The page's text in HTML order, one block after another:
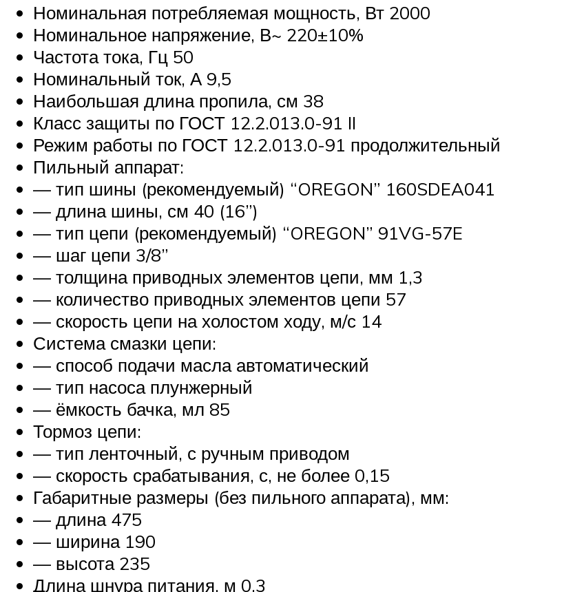
Номинальная потребляемая мощность, Вт 2000
Номинальное напряжение, В~ 220±10%
Частота тока, Гц 50
Номинальный ток, А 9,5
Наибольшая длина пропила, см 38
Класс защиты по ГОСТ 12.2.013.0-91 II
Режим работы по ГОСТ 12.2.013.0-91 продолжительный
Пильный аппарат:
— тип шины (рекомендуемый) “OREGON” 160SDEA041
— длина шины, см 40 (16”)
— тип цепи (рекомендуемый) “OREGON” 91VG-57E
— шаг цепи 3/8”
— толщина приводных элементов цепи, мм 1,3
— количество приводных элементов цепи 57
— скорость цепи на холостом ходу, м/с 14
Система смазки цепи:
— способ подачи масла автоматический
— тип насоса плунжерный
— ёмкость бачка, мл 85
Тормоз цепи:
— тип ленточный, с ручным приводом
— скорость срабатывания, с, не более 0,15
Габаритные размеры (без пильного аппарата), мм:
— длина 475
— ширина 190
— высота 235
Длина шнура питания, м 0,3